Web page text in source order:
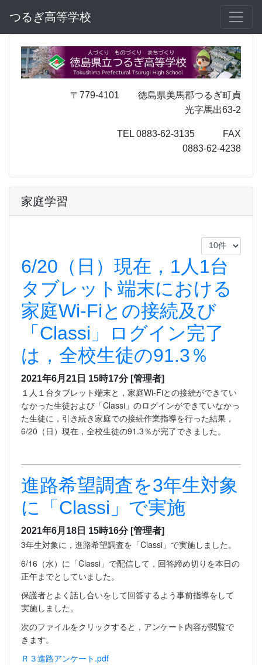
つるぎ高等学校
〒779-4101 徳島県美馬郡つるぎ町貞
光字馬出63-2
TEL 0883-62-3135 FAX
0883-62-4238
家庭学習
6/20（日）現在，1人1台
タブレット端末における
家庭Wi-Fiとの接続及び
「Classi」ログイン完了
は，全校生徒の91.3％
2021年6月21日 15時17分 [管理者]
１人１台タブレット端末と，家庭Wi-Fiとの接続ができてい
なかった生徒および「Classi」のログインができていなかっ
た生徒に，引き続き家庭での接続作業指導を行った結果，
6/20（日）現在，全校生徒の91.3％が完了できました。
進路希望調査を3年生対象
に「Classi」で実施
2021年6月18日 15時16分 [管理者]
3年生対象に，進路希望調査を「Classi」で実施しました。
6/16（水）に「Classi」で配信して，回答締め切りを本日の
正午までとしていました。
保護者とよく話し合いをして回答するよう事前指導をして
実施しました。
次のファイルをクリックすると，アンケート内容が閲覧で
きます。
Ｒ３進路アンケート.pdf